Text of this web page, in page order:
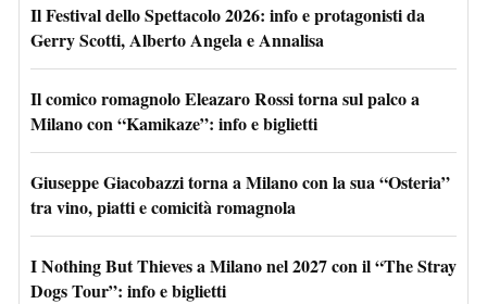
Il Festival dello Spettacolo 2026: info e protagonisti da
Gerry Scotti, Alberto Angela e Annalisa
Il comico romagnolo Eleazaro Rossi torna sul palco a
Milano con “Kamikaze”: info e biglietti
Giuseppe Giacobazzi torna a Milano con la sua “Osteria”
tra vino, piatti e comicità romagnola
I Nothing But Thieves a Milano nel 2027 con il “The Stray
Dogs Tour”: info e biglietti